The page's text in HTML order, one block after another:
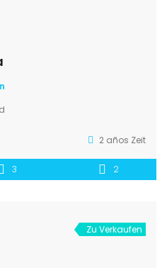
2 años Zeit
3 2
Zu Verkaufen